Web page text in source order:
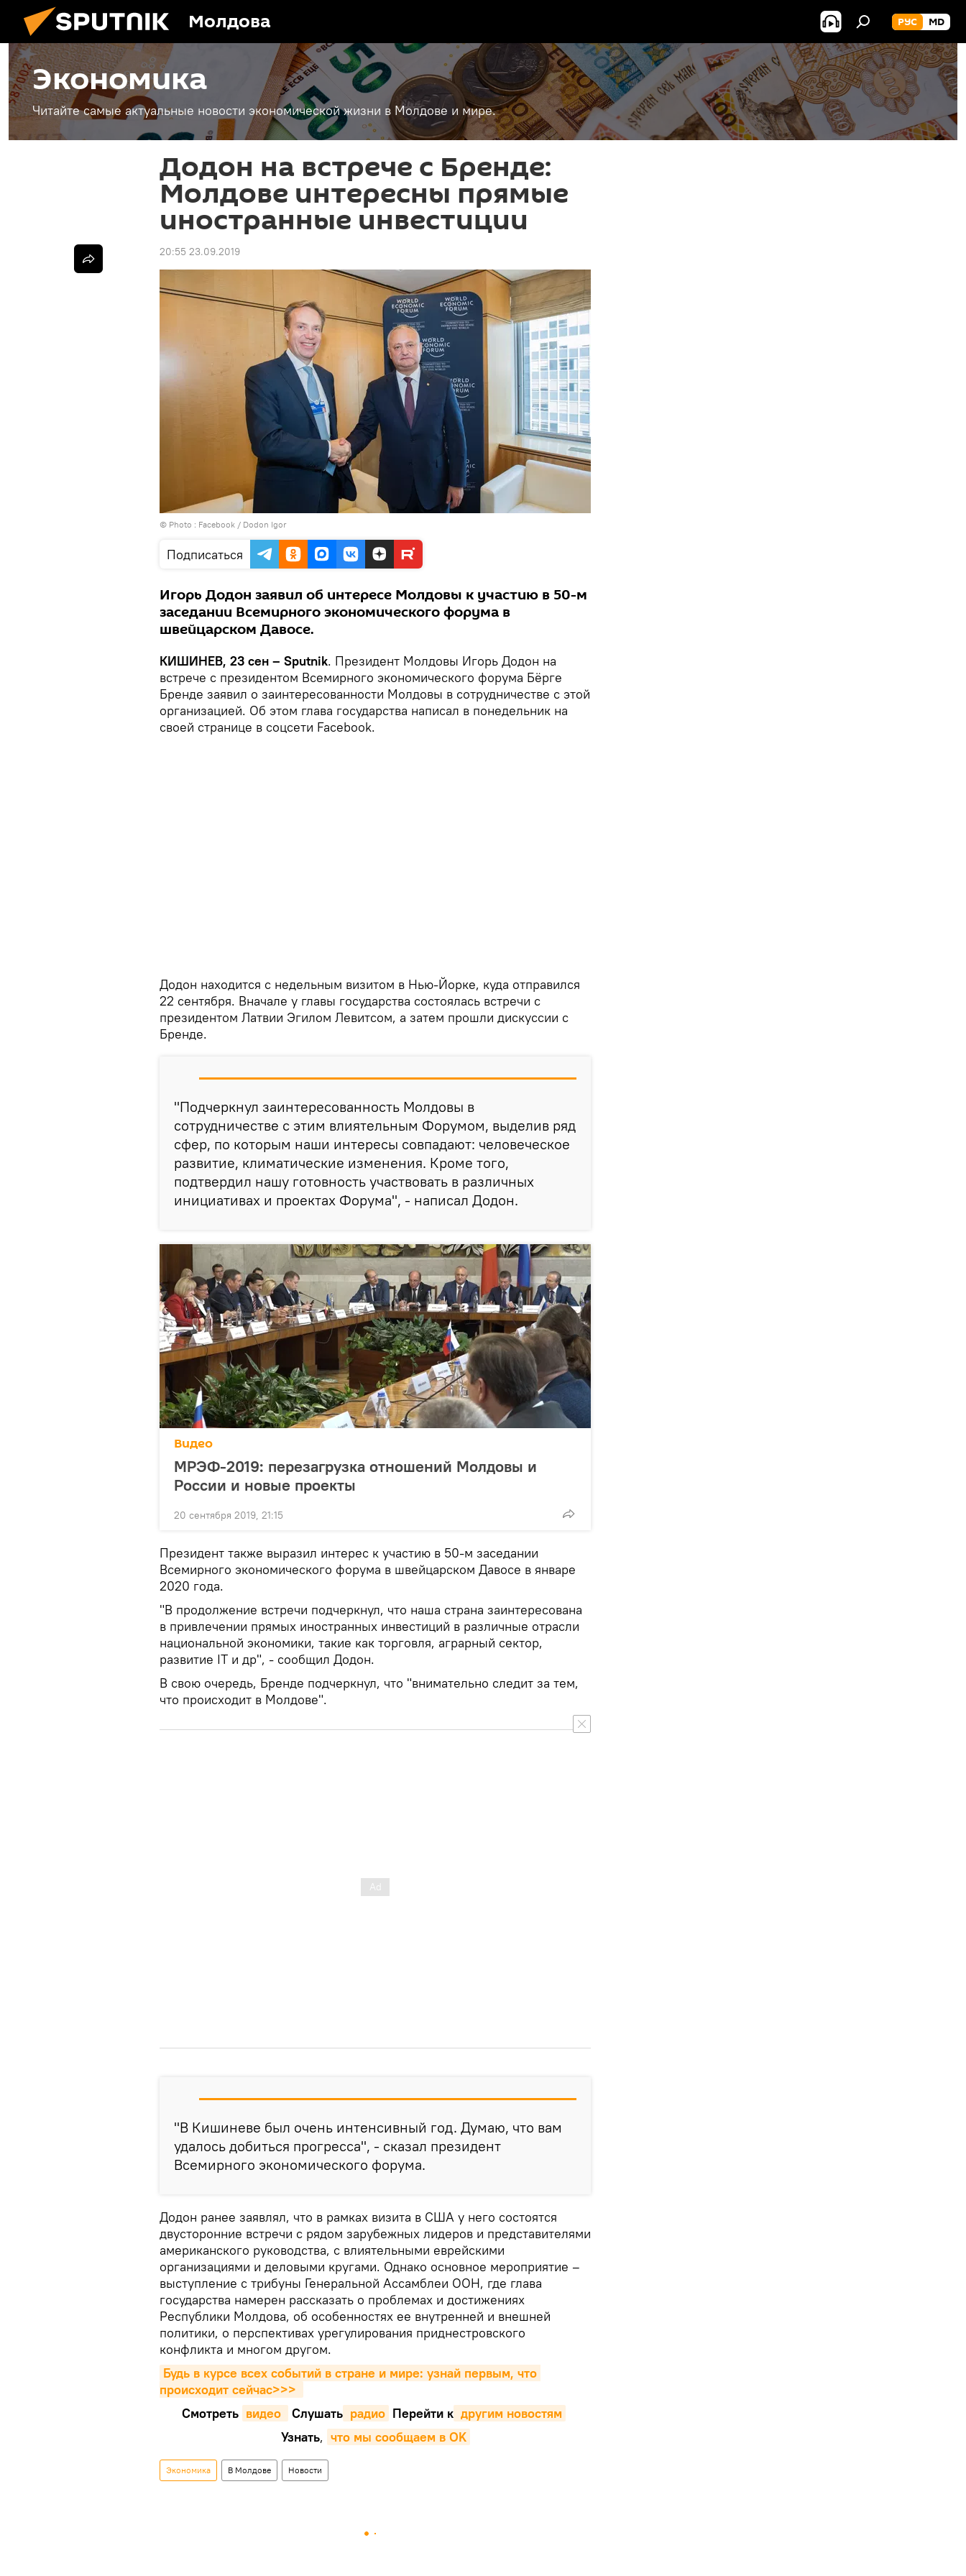
Молдова РУС MD
Экономика
Читайте самые актуальные новости экономической жизни в Молдове и мире.
Додон на встрече с Бренде:
Молдове интересны прямые
иностранные инвестиции
20:55 23.09.2019
© Photo : Facebook / Dodon Igor
Подписаться
Игорь Додон заявил об интересе Молдовы к участию в 50-м
заседании Всемирного экономического форума в
швейцарском Давосе.
КИШИНЕВ, 23 сен – Sputnik. Президент Молдовы Игорь Додон на
встрече с президентом Всемирного экономического форума Бёрге
Бренде заявил о заинтересованности Молдовы в сотрудничестве с этой
организацией. Об этом глава государства написал в понедельник на
своей странице в соцсети Facebook.
Додон находится с недельным визитом в Нью-Йорке, куда отправился
22 сентября. Вначале у главы государства состоялась встречи с
президентом Латвии Эгилом Левитсом, а затем прошли дискуссии с
Бренде.
"Подчеркнул заинтересованность Молдовы в
сотрудничестве с этим влиятельным Форумом, выделив ряд
сфер, по которым наши интересы совпадают: человеческое
развитие, климатические изменения. Кроме того,
подтвердил нашу готовность участвовать в различных
инициативах и проектах Форума", - написал Додон.
Видео
МРЭФ-2019: перезагрузка отношений Молдовы и
России и новые проекты
20 сентября 2019, 21:15
Президент также выразил интерес к участию в 50-м заседании
Всемирного экономического форума в швейцарском Давосе в январе
2020 года.
"В продолжение встречи подчеркнул, что наша страна заинтересована
в привлечении прямых иностранных инвестиций в различные отрасли
национальной экономики, такие как торговля, аграрный сектор,
развитие IT и др", - сообщил Додон.
В свою очередь, Бренде подчеркнул, что "внимательно следит за тем,
что происходит в Молдове".
"В Кишиневе был очень интенсивный год. Думаю, что вам
удалось добиться прогресса", - сказал президент
Всемирного экономического форума.
Додон ранее заявлял, что в рамках визита в США у него состоятся
двусторонние встречи с рядом зарубежных лидеров и представителями
американского руководства, с влиятельными еврейскими
организациями и деловыми кругами. Однако основное мероприятие –
выступление с трибуны Генеральной Ассамблеи ООН, где глава
государства намерен рассказать о проблемах и достижениях
Республики Молдова, об особенностях ее внутренней и внешней
политики, о перспективах урегулирования приднестровского
конфликта и многом другом.
Будь в курсе всех событий в стране и мире: узнай первым, что
происходит сейчаc>>>
Смотреть видео Cлушать радио Перейти к другим новостям
Узнать, что мы сообщаем в OK
Экономика В Молдове Новости